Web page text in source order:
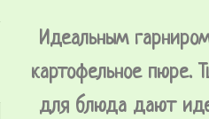
Идеальным
картофельное пюре.
для блюда дают